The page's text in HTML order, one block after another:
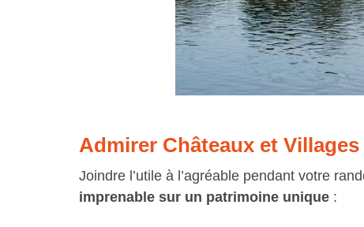
​Admirer Châteaux et
Joindre l’utile à l’agréable pendant votre
imprenable sur un patrimoine unique: